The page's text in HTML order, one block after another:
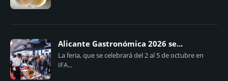
Alicante Gastronómica 2026 se...
La feria, que se celebrará del 2 al 5 de octubre en
IFA...